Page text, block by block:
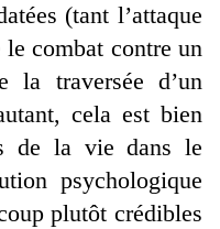
(tant l’attaque
le combat contre un
la traversée d’un
cela est bien
de la vie dans le
psychologique
plutôt crédibles